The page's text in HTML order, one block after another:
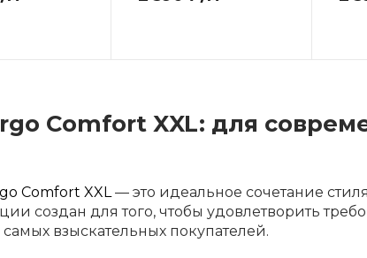
Comfort XXL: для
Comfort XXL — это идеальное сочетание
создан для того, чтобы удовлетворить
взыскательных покупателей.